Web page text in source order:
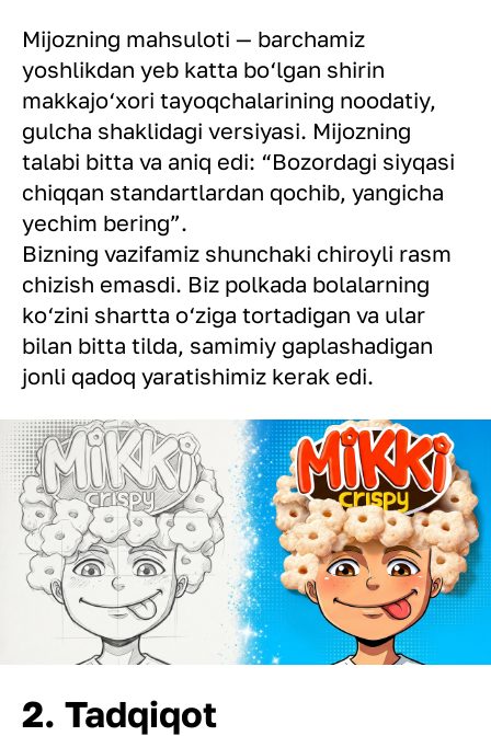
Mijozning mahsuloti — barchamiz
yoshlikdan yeb katta bo‘lgan shirin
makkajo‘xori tayoqchalarining noodatiy,
gulcha shaklidagi versiyasi. Mijozning
talabi bitta va aniq edi: “Bozordagi siyqasi
chiqqan standartlardan qochib, yangicha
yechim bering”.
Bizning vazifamiz shunchaki chiroyli rasm
chizish emasdi. Biz polkada bolalarning
ko‘zini shartta o‘ziga tortadigan va ular
bilan bitta tilda, samimiy gaplashadigan
jonli qadoq yaratishimiz kerak edi.
2. Tadqiqot